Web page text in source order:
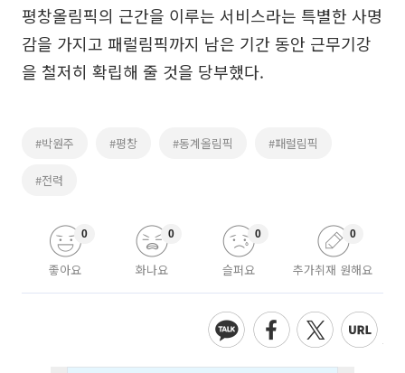
평창올림픽의 근간을 이루는 서비스라는 특별한 사명
감을 가지고 패럴림픽까지 남은 기간 동안 근무기강
을 철저히 확립해 줄 것을 당부했다.
#박원주 #평창 #동계올림픽 #패럴림픽
#전력
좋아요
0
화나요
0
슬퍼요
0
추가취재 원해요
0